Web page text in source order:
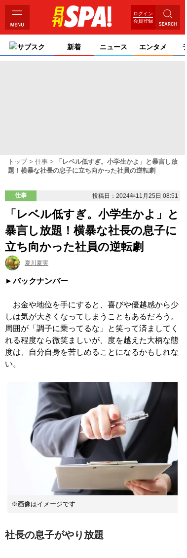
ログイン
会員登録
サブスク 新着 ニュース エンタメ
トップ 仕事
「レベル低すぎ。小学生かよ」と暴言し放
題！横暴な社長の息子に立ち向かった社員の逆転劇
仕事 投稿日：2024年11月25日 08:51
「レベル低すぎ。小学生かよ」と
暴言し放題！横暴な社長の息子に
立ち向かった社員の逆転劇
夏川夏実
バックナンバー
お金や地位を手にすると、喜びや優越感から少
しは気が大きくなってしまうこともあるだろう。
周囲が「調子に乗ってるな」と笑って済ましてく
れる程度なら微笑ましいが、度を越えた大柄な態
度は、自分自身を苦しめることになるかもしれな
い。
※画像はイメージです
社長の息子がやり放題